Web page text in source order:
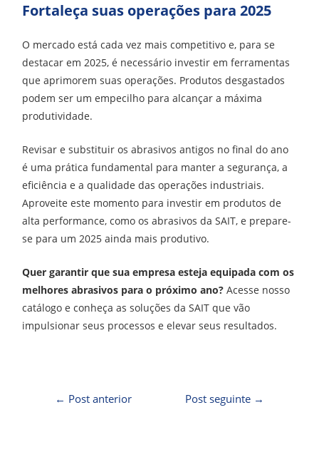
Fortaleça suas operações para 2025
O mercado está cada vez mais competitivo e, para se
destacar em 2025, é necessário investir em ferramentas
que aprimorem suas operações. Produtos desgastados
podem ser um empecilho para alcançar a máxima
produtividade.
Revisar e substituir os abrasivos antigos no final do ano
é uma prática fundamental para manter a segurança, a
eficiência e a qualidade das operações industriais.
Aproveite este momento para investir em produtos de
alta performance, como os abrasivos da SAIT, e prepare-
se para um 2025 ainda mais produtivo.
Quer garantir que sua empresa esteja equipada com os
melhores abrasivos para o próximo ano? Acesse nosso
catálogo e conheça as soluções da SAIT que vão
impulsionar seus processos e elevar seus resultados.
← Post anterior Post seguinte →